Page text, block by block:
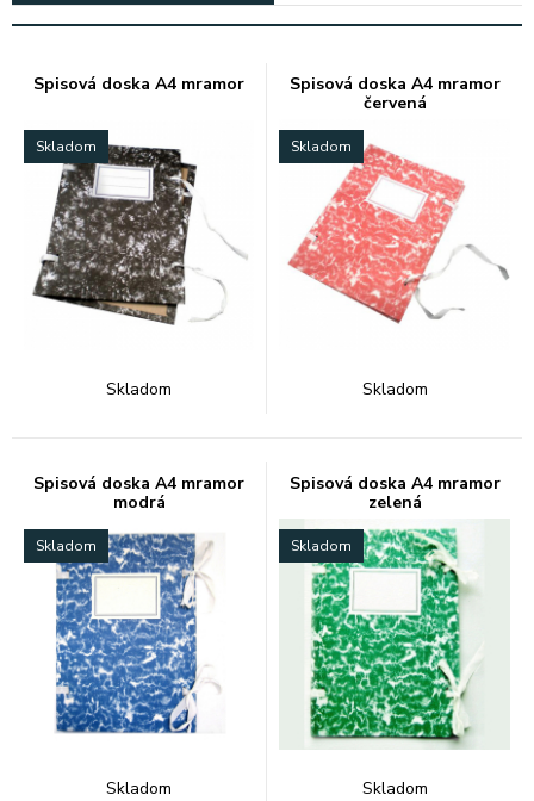
Spisová doska A4 mramor
Skladom
Skladom
Spisová doska A4 mramor
červená
Skladom
Skladom
Spisová doska A4 mramor
modrá
Skladom
Skladom
Spisová doska A4 mramor
zelená
Skladom
Skladom